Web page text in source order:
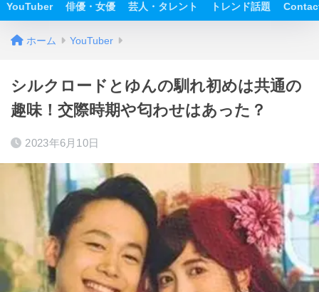
YouTuber 俳優・女優 芸人・タレント トレンド話題
ホーム YouTuber
シルクロードとゆんの馴れ初めは共通の
趣味！交際時期や匂わせはあった？
2023年6月10日